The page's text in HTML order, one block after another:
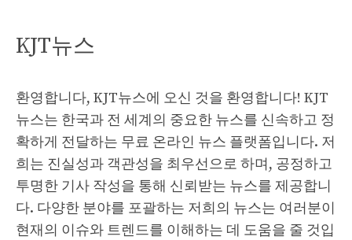
KJT뉴스
환영합니다, KJT뉴스에 오신 것을 환영합니다! KJT
뉴스는 한국과 전 세계의 중요한 뉴스를 신속하고 정
확하게 전달하는 무료 온라인 뉴스 플랫폼입니다. 저
희는 진실성과 객관성을 최우선으로 하며, 공정하고
투명한 기사 작성을 통해 신뢰받는 뉴스를 제공합니
다. 다양한 분야를 포괄하는 저희의 뉴스는 여러분이
현재의 이슈와 트렌드를 이해하는 데 도움을 줄 것입